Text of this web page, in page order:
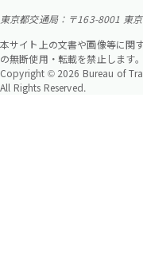
東京都交通局：〒163-8001 東
本サイト上の文書や画像等に関
の無断使用・転載を禁止します。
Copyright © 2026 Bureau of
All Rights Reserved.